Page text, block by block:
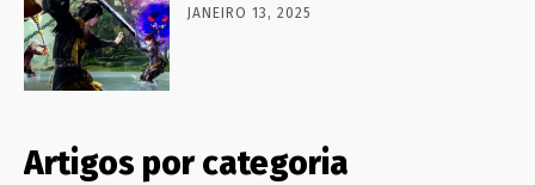
JANEIRO 13, 2025
Artigos por categoria